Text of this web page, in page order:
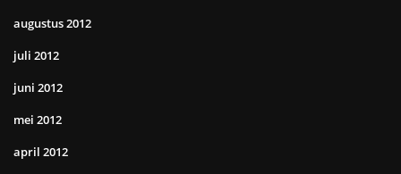
augustus 2012
juli 2012
juni 2012
mei 2012
april 2012